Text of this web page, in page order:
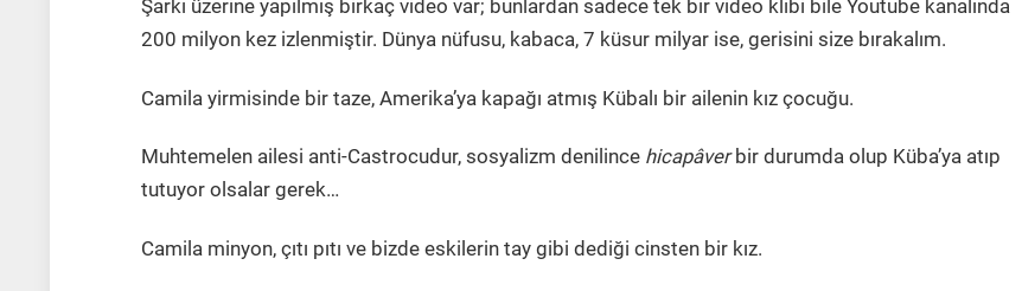
Şarkı üzerine yapılmış birkaç video var; bunlardan sadece tek bir video klibi bile Youtube kanalında
200 milyon kez izlenmiştir. Dünya nüfusu, kabaca, 7 küsur milyar ise, gerisini size bırakalım.
Camila yirmisinde bir taze, Amerika’ya kapağı atmış Kübalı bir ailenin kız çocuğu.
Muhtemelen ailesi anti-Castrocudur, sosyalizm denilince hicapâverbir durumda olup Küba’ya atıp
tutuyor olsalar gerek…
Camila minyon, çıtı pıtı ve bizde eskilerin tay gibi dediği cinsten bir kız.